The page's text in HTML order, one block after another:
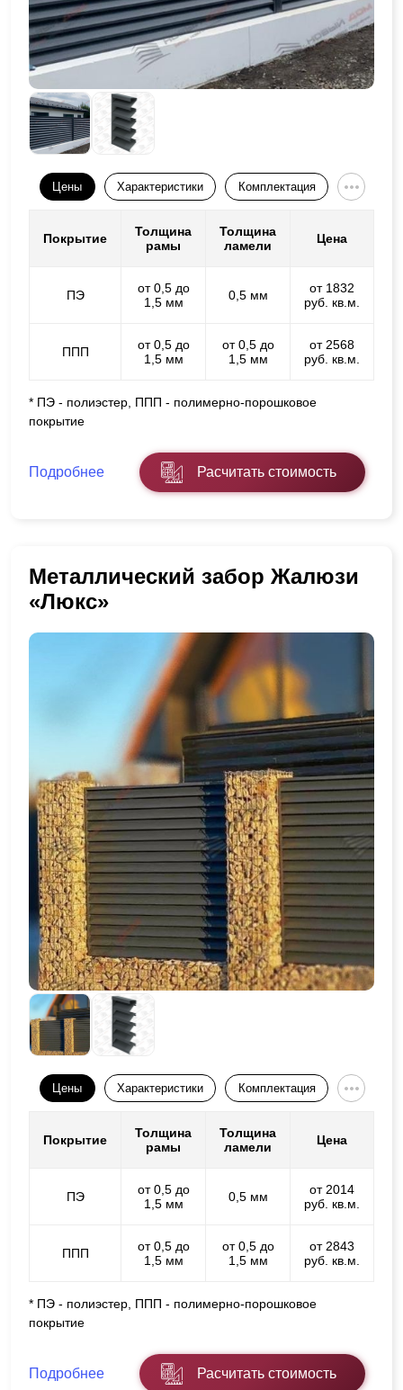
Цены Характеристики Комплектация
Покрытие
Толщина
рамы
Толщина
ламели
Цена
ПЭ
от 0,5 до
1,5 мм
0,5 мм
от 1832
руб. кв.м.
ППП
от 0,5 до
1,5 мм
от 0,5 до
1,5 мм
от 2568
руб. кв.м.
* ПЭ - полиэстер, ППП - полимерно-порошковое
покрытие
Подробнее Расчитать стоимость
Металлический забор Жалюзи
«Люкс»
Цены Характеристики Комплектация
Покрытие
Толщина
рамы
Толщина
ламели
Цена
ПЭ
от 0,5 до
1,5 мм
0,5 мм
от 2014
руб. кв.м.
ППП
от 0,5 до
1,5 мм
от 0,5 до
1,5 мм
от 2843
руб. кв.м.
* ПЭ - полиэстер, ППП - полимерно-порошковое
покрытие
Подробнее Расчитать стоимость